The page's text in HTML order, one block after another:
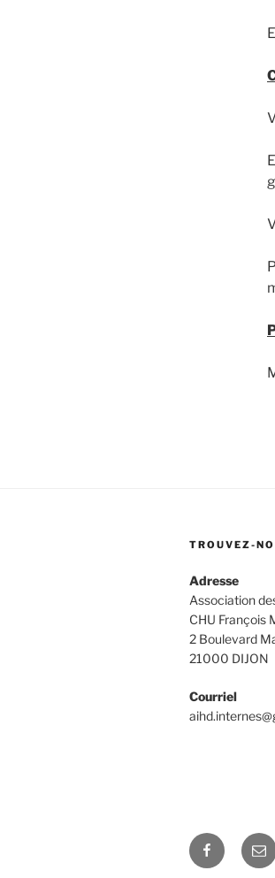
TROUVEZ-
Adresse
Association
CHU François
2 Boulevard
21000 DIJON
Courriel
Facebook
E-
mail